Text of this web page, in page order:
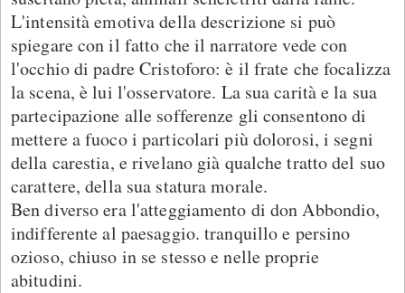
L'intensità emotiva della descrizione si può
spiegare con il fatto che il narratore vede con
l'occhio di padre Cristoforo: è il frate che focalizza
la scena, è lui l'osservatore. La sua carità e la sua
partecipazione alle sofferenze gli consentono di
mettere a fuoco i particolari più dolorosi, i segni
della carestia, e rivelano già qualche tratto del suo
carattere, della sua statura morale.
Ben diverso era l'atteggiamento di don Abbondio,
indifferente al paesaggio. tranquillo e persino
ozioso, chiuso in se stesso e nelle proprie
abitudini.